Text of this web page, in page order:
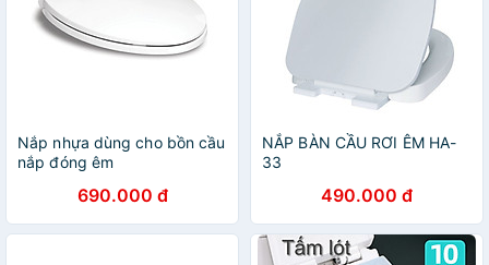
Nắp nhựa dùng cho bồn cầu
nắp đóng êm
1M)-hàng chính hãng
American Standard
690.000 đ
NẮP BÀN CẦU RƠI ÊM HA-
33
490.000 đ